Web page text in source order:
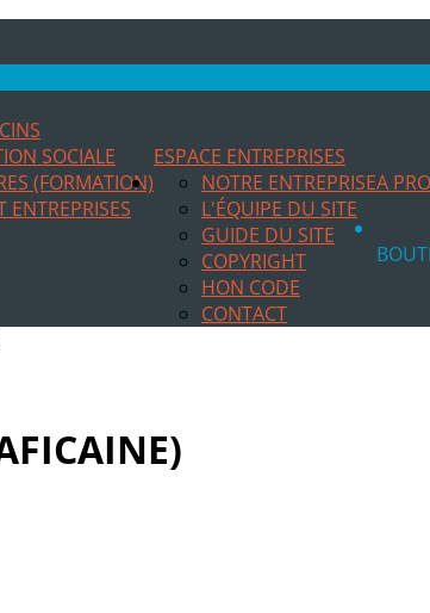
ESPACE ENTREPRISES
SOCIALE
(FORMATION)
ENTREPRISES
A
NOTRE ENTREPRISE
L'ÉQUIPE DU SITE
GUIDE DU SITE
COPYRIGHT
HON CODE
CONTACT